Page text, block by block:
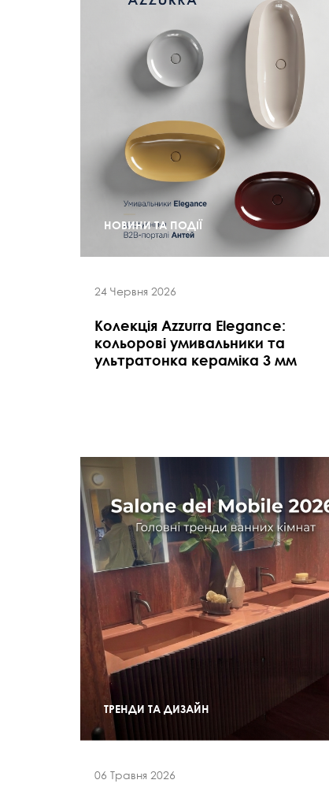
НОВИНИ ТА ПОДІЇ
24 Червня 2026
Колекція Azzurra Elegance:
кольорові умивальники та
ультратонка кераміка 3 мм
ТРЕНДИ ТА ДИЗАЙН
06 Травня 2026